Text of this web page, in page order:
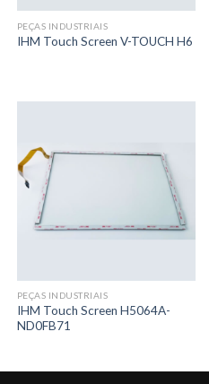
PEÇAS INDUSTRIAIS
IHM Touch Screen V-TOUCH H6
PEÇAS INDUSTRIAIS
IHM Touch Screen H5064A-
ND0FB71